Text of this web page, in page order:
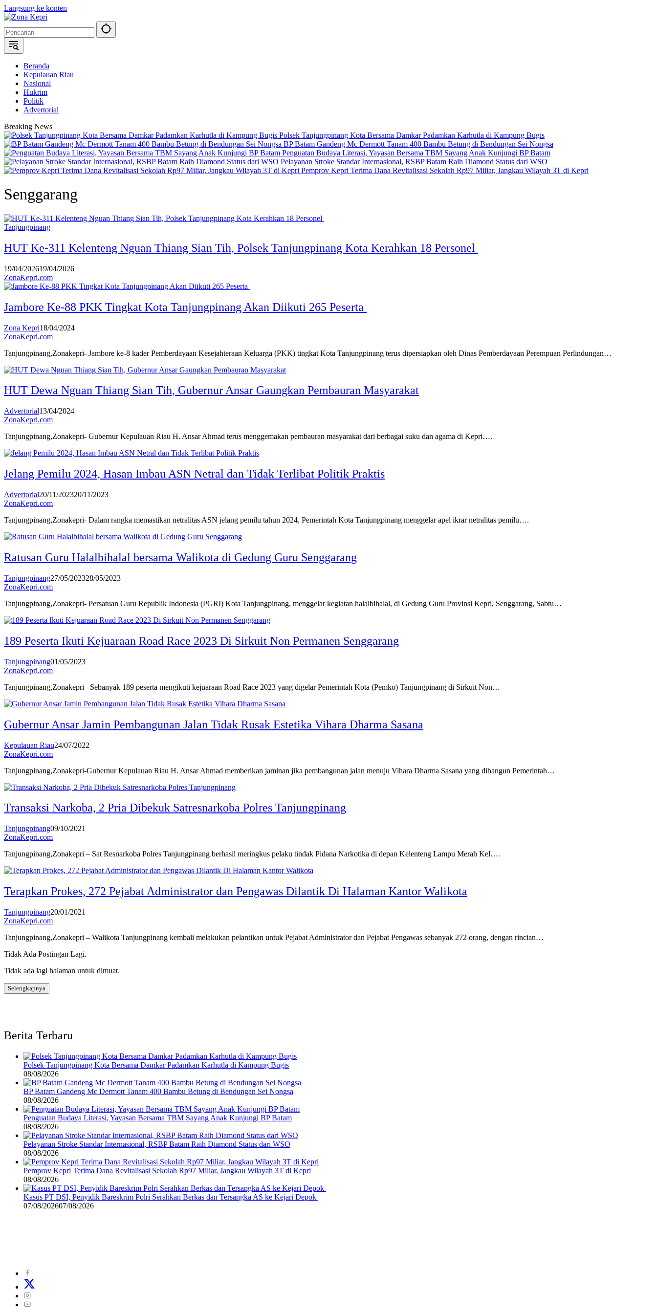
Langsung ke konten
Beranda
Kepulauan Riau
Nasional
Hukrim
Politik
Advertorial
Breaking News
Polsek Tanjungpinang Kota Bersama Damkar Padamkan Karhutla di Kampung Bugis
BP Batam Gandeng Mc Dermott Tanam 400 Bambu Betung di Bendungan Sei Nongsa
Penguatan Budaya Literasi, Yayasan Bersama TBM Sayang Anak Kunjungi BP Batam
Pelayanan Stroke Standar Internasional, RSBP Batam Raih Diamond Status dari WSO
Pemprov Kepri Terima Dana Revitalisasi Sekolah Rp97 Miliar, Jangkau Wilayah 3T di Kepri
Senggarang
Tanjungpinang
HUT Ke-311 Kelenteng Nguan Thiang Sian Tih, Polsek Tanjungpinang Kota Kerahkan 18 Personel
19/04/202619/04/2026
ZonaKepri.com
Jambore Ke-88 PKK Tingkat Kota Tanjungpinang Akan Diikuti 265 Peserta
Zona Kepri18/04/2024
ZonaKepri.com
Tanjungpinang,Zonakepri- Jambore ke-8 kader Pemberdayaan Kesejahteraan Keluarga (PKK) tingkat Kota Tanjungpinang terus dipersiapkan oleh Dinas Pemberdayaan Perempuan Perlindungan…
HUT Dewa Nguan Thiang Sian Tih, Gubernur Ansar Gaungkan Pembauran Masyarakat
Advertorial13/04/2024
ZonaKepri.com
Tanjungpinang,Zonakepri- Gubernur Kepulauan Riau H. Ansar Ahmad terus menggemakan pembauran masyarakat dari berbagai suku dan agama di Kepri….
Jelang Pemilu 2024, Hasan Imbau ASN Netral dan Tidak Terlibat Politik Praktis
Advertorial20/11/202320/11/2023
ZonaKepri.com
Tanjungpinang,Zonakepri- Dalam rangka memastikan netralitas ASN jelang pemilu tahun 2024, Pemerintah Kota Tanjungpinang menggelar apel ikrar netralitas pemilu….
Ratusan Guru Halalbihalal bersama Walikota di Gedung Guru Senggarang
Tanjungpinang27/05/202328/05/2023
ZonaKepri.com
Tanjungpinang,Zonakepri- Persatuan Guru Republik Indonesia (PGRI) Kota Tanjungpinang, menggelar kegiatan halalbihalal, di Gedung Guru Provinsi Kepri, Senggarang, Sabtu…
189 Peserta Ikuti Kejuaraan Road Race 2023 Di Sirkuit Non Permanen Senggarang
Tanjungpinang01/05/2023
ZonaKepri.com
Tanjungpinang,Zonakepri– Sebanyak 189 peserta mengikuti kejuaraan Road Race 2023 yang digelar Pemerintah Kota (Pemko) Tanjungpinang di Sirkuit Non…
Gubernur Ansar Jamin Pembangunan Jalan Tidak Rusak Estetika Vihara Dharma Sasana
Kepulauan Riau24/07/2022
ZonaKepri.com
Tanjungpinang,Zonakepri-Gubernur Kepulauan Riau H. Ansar Ahmad memberikan jaminan jika pembangunan jalan menuju Vihara Dharma Sasana yang dibangun Pemerintah…
Transaksi Narkoba, 2 Pria Dibekuk Satresnarkoba Polres Tanjungpinang
Tanjungpinang09/10/2021
ZonaKepri.com
Tanjungpinang,Zonakepri – Sat Resnarkoba Polres Tanjungpinang berhasil meringkus pelaku tindak Pidana Narkotika di depan Kelenteng Lampu Merah Kel….
Terapkan Prokes, 272 Pejabat Administrator dan Pengawas Dilantik Di Halaman Kantor Walikota
Tanjungpinang20/01/2021
ZonaKepri.com
Tanjungpinang,Zonakepri – Walikota Tanjungpinang kembali melakukan pelantikan untuk Pejabat Administrator dan Pejabat Pengawas sebanyak 272 orang, dengan rincian…
Tidak Ada Postingan Lagi.
Tidak ada lagi halaman untuk dimuat.
Selengkapnya
Berita Terbaru
Polsek Tanjungpinang Kota Bersama Damkar Padamkan Karhutla di Kampung Bugis
08/08/2026
BP Batam Gandeng Mc Dermott Tanam 400 Bambu Betung di Bendungan Sei Nongsa
08/08/2026
Penguatan Budaya Literasi, Yayasan Bersama TBM Sayang Anak Kunjungi BP Batam
08/08/2026
Pelayanan Stroke Standar Internasional, RSBP Batam Raih Diamond Status dari WSO
08/08/2026
Pemprov Kepri Terima Dana Revitalisasi Sekolah Rp97 Miliar, Jangkau Wilayah 3T di Kepri
08/08/2026
Kasus PT DSI, Penyidik Bareskrim Polri Serahkan Berkas dan Tersangka AS ke Kejari Depok
07/08/202607/08/2026